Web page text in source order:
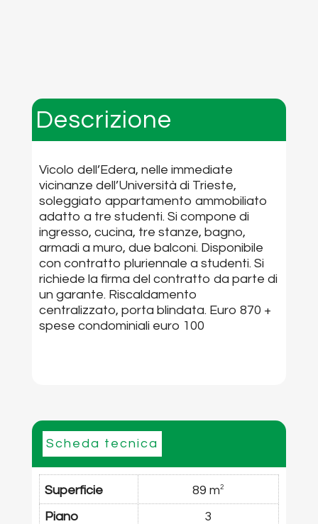
Descrizione
Vicolo dell’Edera, nelle immediate
vicinanze dell’Università di Trieste,
soleggiato appartamento ammobiliato
adatto a tre studenti. Si compone di
ingresso, cucina, tre stanze, bagno,
armadi a muro, due balconi. Disponibile
con contratto pluriennale a studenti. Si
richiede la firma del contratto da parte di
un garante. Riscaldamento
centralizzato, porta blindata. Euro 870 +
spese condominiali euro 100
Scheda tecnica
Superficie 89 m2
Piano
3